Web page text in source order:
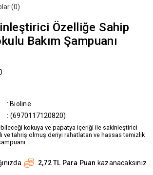
(0)
Özelliğe Sahip
Bakım Şampuanı
: Bioline
(6970117120820)
kokuya ve papatya içeriği ile sakinleştirici
ve tahriş olmuş deriyi rahatlatan ve hassas temizlik
2,72 TL Para Puan kazanacaksınız